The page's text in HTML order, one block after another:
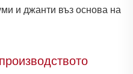
и джанти въз основа на